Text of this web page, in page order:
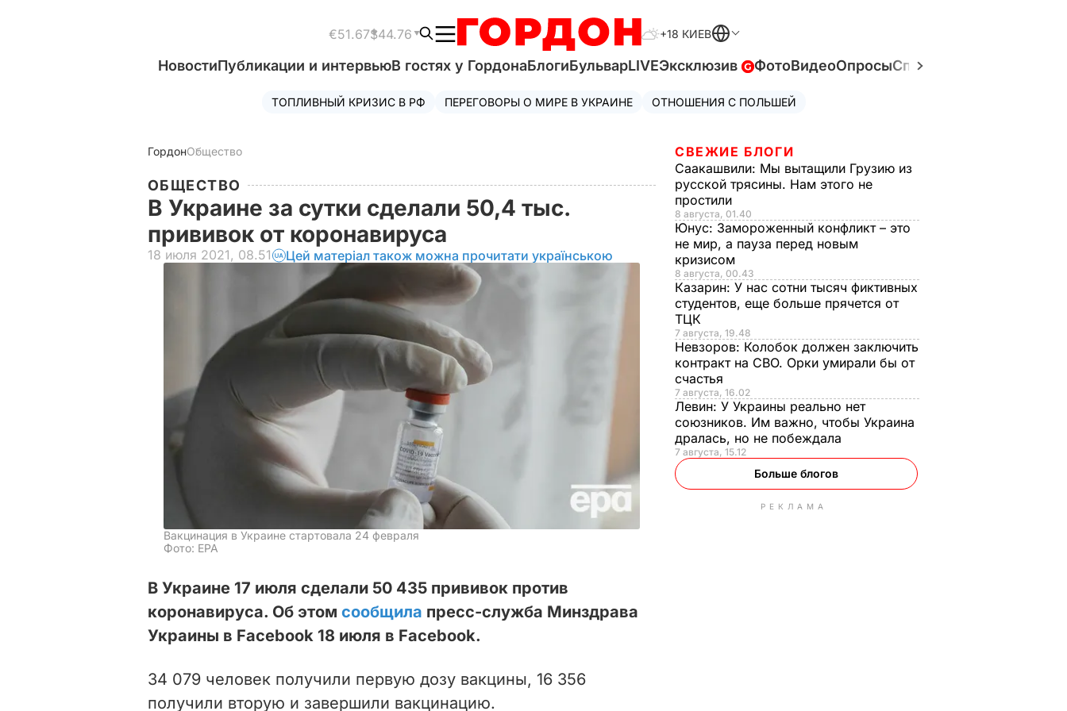
€51.67$44.76 +18 КИЕВ
НовостиПубликации и интервьюВ гостях у ГордонаБлогиБульварLIVEЭксклюзив ФотоВидеоОпросыСпецпроекты
ТОПЛИВНЫЙ КРИЗИС В РФ ПЕРЕГОВОРЫ О МИРЕ В УКРАИНЕ ОТНОШЕНИЯ С ПОЛЬШЕЙ
ГордонОбщество
ОБЩЕСТВО
В Украине за сутки сделали 50,4 тыс.
прививок от коронавируса
18 июля 2021, 08.51 Цей матеріал також можна прочитати українською
Вакцинация в Украине стартовала 24 февраля
Фото: EPA
В Украине 17 июля сделали 50 435 прививок против
коронавируса. Об этом сообщила пресс-служба Минздрава
Украины в Facebook 18 июля в Facebook.
34 079 человек получили первую дозу вакцины, 16 356
получили вторую и завершили вакцинацию.
СВЕЖИЕ БЛОГИ
Саакашвили: Мы вытащили Грузию из
русской трясины. Нам этого не
простили
8 августа, 01.40
Юнус: Замороженный конфликт – это
не мир, а пауза перед новым
кризисом
8 августа, 00.43
Казарин: У нас сотни тысяч фиктивных
студентов, еще больше прячется от
ТЦК
7 августа, 19.48
Невзоров: Колобок должен заключить
контракт на СВО. Орки умирали бы от
счастья
7 августа, 16.02
Левин: У Украины реально нет
союзников. Им важно, чтобы Украина
дралась, но не побеждала
7 августа, 15.12
Больше блогов
РЕКЛАМА